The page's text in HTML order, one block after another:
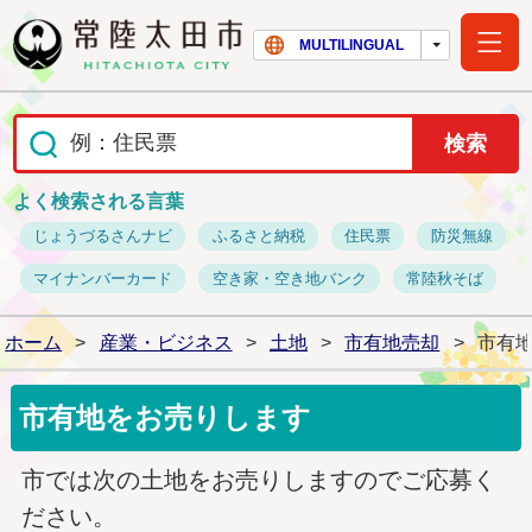
常陸太田市ホー
MULTILINGUAL
よく検索される言葉
じょうづるさんナビ ふるさと納税 住民票 防災無線
マイナンバーカード 空き家・空き地バンク 常陸秋そば
ホーム > 産業・ビジネス > 土地 > 市有地売却 > 市有
市有地をお売りします
市では次の土地をお売りしますのでご応募く
ださい。